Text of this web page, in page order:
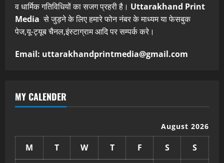
व धार्मिक गतिविधियों का सजग प्रहरी है। Uttarakhand Print
Media से जुड़ने के लिए हमारे फोन नंबर के माध्यम या फेसबुक
पेज,यू-ट्यूब चैनल,इंस्टाग्राम आदि पर सम्पर्क करे।
Email: uttarakhandprintmedia@gmail.com
MY CALENDER
August 2026
M T W T F S
S